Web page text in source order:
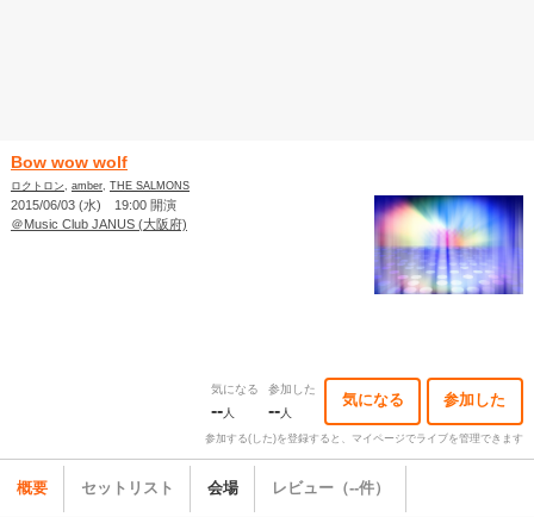
Bow wow wolf
ロクトロン, amber, THE SALMONS
2015/06/03 (水) 19:00 開演
＠Music Club JANUS (大阪府)
気になる
--人
参加した
--人
気になる 参加した
参加する(した)を登録すると、マイページでライブを管理できます
概要 セットリスト 会場 レビュー（--件）